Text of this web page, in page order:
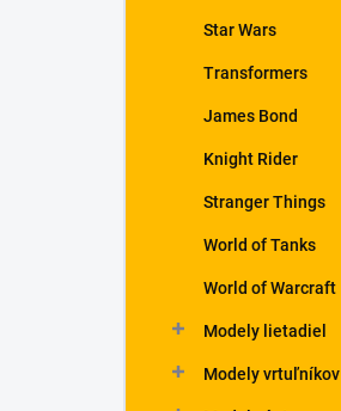
Star Wars
Transformers
James Bond
Knight Rider
Stranger Things
World of Tanks
World of Warcraft
Modely lietadiel
Modely vrtuľníkov